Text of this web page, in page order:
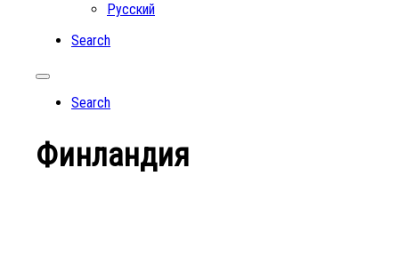
Русский
Search
Search
Финландия